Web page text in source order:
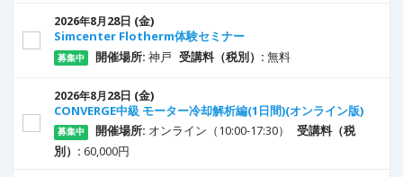
2026年8月28日 (金)
Simcenter Flotherm体験セミナー
募集中 開催場所: 神戸 受講料（税別）: 無料
2026年8月28日 (金)
CONVERGE中級 モーター冷却解析編(1日間)(オンライン版)
募集中 開催場所: オンライン（10:00-17:30）
受講料（税
別）: 60,000円